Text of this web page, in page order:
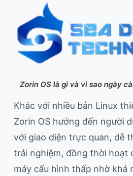
Zorin OS là gì và vì sao ngày
Khác với nhiều bản Linux
Zorin OS hướng đến người
với giao diện trực quan, dễ
trải nghiệm, đồng thời hoạt
máy cấu hình thấp nhờ khả